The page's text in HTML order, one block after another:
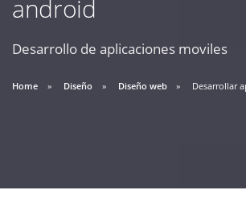
android
Desarrollo de aplicaciones moviles
Home Diseño Diseño web Desarrollar